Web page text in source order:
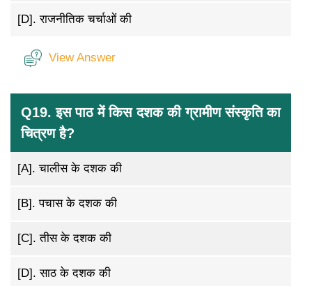
[D].राजनीतिक चर्चाओं की
View Answer
Q19. इस पाठ में किस दशक की ग्रामीण संस्कृति का
चित्रण है?
[A].चालीस के दशक की
[B].पचास के दशक की
[C].तीस के दशक की
[D].साठ के दशक की